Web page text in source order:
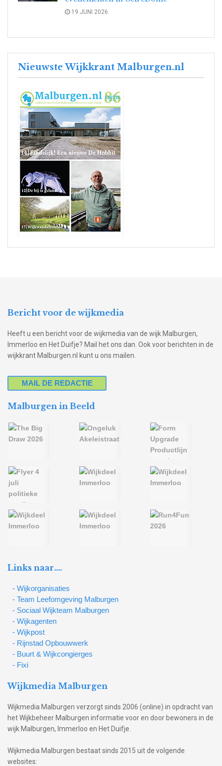
19 JUNI 2026
Nieuwste Wijkkrant Malburgen.nl
Bericht voor de wijkmedia
Heeft u een bericht voor de wijkmedia van de wijk Malburgen,
Immerloo en Het Duifje? Mail het ons dan. Ook voor berichten in de
wijkkrant Malburgen.nl kunt u ons mailen.
MAIL DE REDACTIE
Malburgen in Beeld
Links naar….
- Wijkorganisaties
- Team Leefomgeving Malburgen
- Sociaal Wijkteam Malburgen
- Wijkagenten
- Wijkpost
- Rijnstad Opbouwwerk
- Buurt & Wijkcongierges
- Fixi
Wijkmedia Malburgen
Wijkmedia Malburgen verzorgt sinds 2006 (online) in opdracht van
het Wijkbeheer Malburgen informatie voor en door bewoners in de
wijk Malburgen, Immerloo en Het Duifje.
Wijkmedia Malburgen bestaat sinds 2015 uit de volgende
websites: